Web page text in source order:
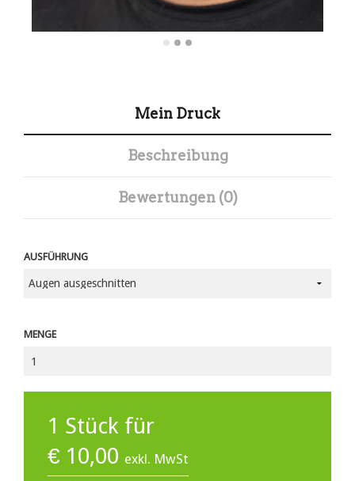
Mein Druck
Beschreibung
Bewertungen (0)
AUSFÜHRUNG
MENGE
1 Stück für
€ 10,00 exkl. MwSt